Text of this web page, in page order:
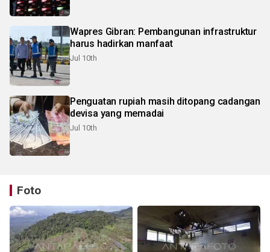
Wapres Gibran: Pembangunan infrastruktur
harus hadirkan manfaat
Jul 10th
Penguatan rupiah masih ditopang cadangan
devisa yang memadai
Jul 10th
Foto